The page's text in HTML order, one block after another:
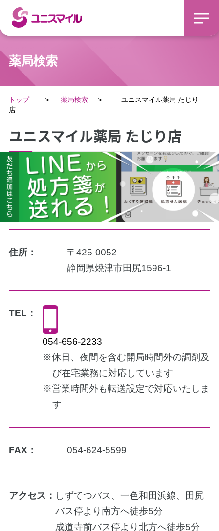
薬局検索
トップ 薬局検索
ユニスマイル薬局 たじり
店
ユニスマイル薬局 たじり店
住所：
〒425-0052
静岡県焼津市田尻1596-1
TEL：
054-656-2233
※休日、夜間を含む開局時間外の調剤及
び在宅業務に対応しています
※営業時間外も転送設定で対応いたしま
す
FAX： 054-624-5599
アクセス： しずてつバス、一色和田浜線、田尻
バス停より南方へ徒歩5分
成道寺前バス停より北方へ徒歩5分